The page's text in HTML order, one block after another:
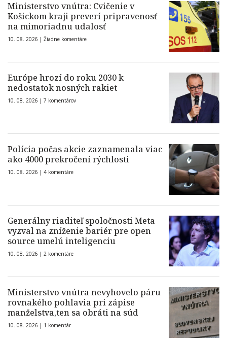
Ministerstvo vnútra: Cvičenie v
Košickom kraji preverí pripravenosť
na mimoriadnu udalosť
10. 08. 2026 | Žiadne komentáre
Európe hrozí do roku 2030 k
nedostatok nosných rakiet
10. 08. 2026 | 7 komentárov
Polícia počas akcie zaznamenala viac
ako 4000 prekročení rýchlosti
10. 08. 2026 | 4 komentáre
Generálny riaditeľ spoločnosti Meta
vyzval na zníženie bariér pre open
source umelú inteligenciu
10. 08. 2026 | 2 komentáre
Ministerstvo vnútra nevyhovelo páru
rovnakého pohlavia pri zápise
manželstva,ten sa obráti na súd
10. 08. 2026 | 1 komentár